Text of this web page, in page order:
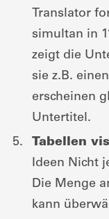
Translator
simultan in
zeigt die
sie z.B.
erscheinen
Untertitel.
Tabellen
Ideen Nicht
Die Menge
kann